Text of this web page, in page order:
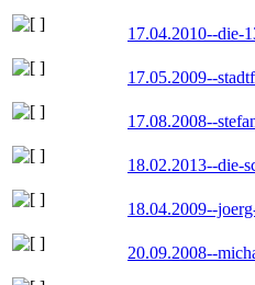
17.04.2010--die-
17.05.2009--
17.08.2008--
18.02.2013--die-
18.04.2009--
20.09.2008--